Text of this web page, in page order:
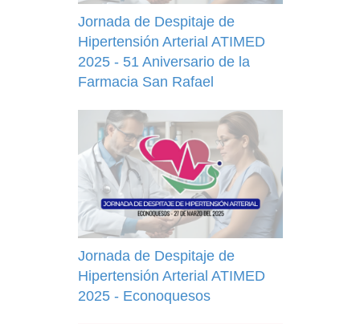
Jornada de Despitaje de
Hipertensión Arterial ATIMED
2025 - 51 Aniversario de la
Farmacia San Rafael
Jornada de Despitaje de
Hipertensión Arterial ATIMED
2025 - Econoquesos